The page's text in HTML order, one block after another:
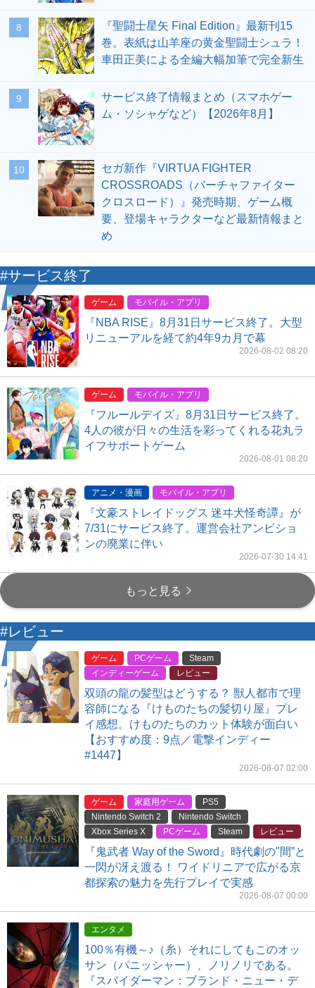
8
『聖闘士星矢 Final Edition』最新刊15
巻。表紙は山羊座の黄金聖闘士シュラ！
車田正美による全編大幅加筆で完全新生
9
サービス終了情報まとめ（スマホゲー
ム・ソシャゲなど）【2026年8月】
10
セガ新作『VIRTUA FIGHTER
CROSSROADS（バーチャファイター
クロスロード）』発売時期、ゲーム概
要、登場キャラクターなど最新情報まと
め
#サービス終了
ゲーム モバイル・アプリ
『NBA RISE』8月31日サービス終了。大型
リニューアルを経て約4年9カ月で幕
2026-08-02 08:20
ゲーム モバイル・アプリ
『フルールデイズ』8月31日サービス終了。
4人の彼が日々の生活を彩ってくれる花丸ラ
イフサポートゲーム
2026-08-01 08:20
アニメ・漫画 モバイル・アプリ
『文豪ストレイドッグス 迷ヰ犬怪奇譚』が
7/31にサービス終了。運営会社アンビショ
ンの廃業に伴い
2026-07-30 14:41
もっと見る
#レビュー
ゲーム PCゲーム
Steam
インディーゲーム
レビュー
双頭の龍の髪型はどうする？ 獣人都市で理
容師になる『けものたちの髪切り屋』プレ
イ感想。けものたちのカット体験が面白い
【おすすめ度：9点／電撃インディー
#1447】
2026-08-07 02:00
ゲーム 家庭用ゲーム
PS5
Nintendo Switch 2
Nintendo Switch
Xbox Series X
PCゲーム Steam レビュー
『鬼武者 Way of the Sword』時代劇の"間”と
一閃が冴え渡る！ ワイドリニアで広がる京
都探索の魅力を先行プレイで実感
2026-08-07 00:00
エンタメ
100％有機～♪（糸）それにしてもこのオッ
サン（パニッシャー）、ノリノリである。
『スパイダーマン：ブランド・ニュー・デ